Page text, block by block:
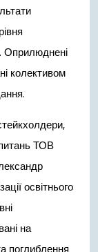
Оприлюднені
колективом
ТОВ
освітнього
на
поглиблення